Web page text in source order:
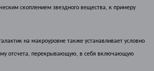
скоплением звездного вещества, к примеру
на макроуровне также устанавливает условно
отсчета, перекрывающую, в себя включающую